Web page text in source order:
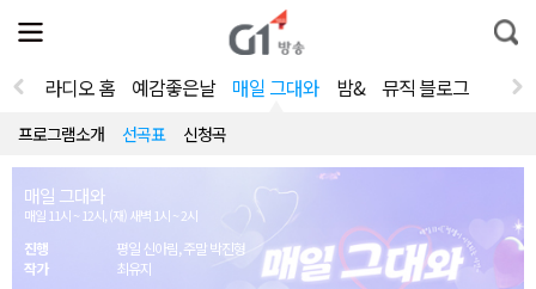
전
체
뉴
열
통
합
라디오 홈 예감좋은날 매일 그대와 밤& 뮤직 블로그
프로그램소개 선곡표 신청곡
매일 그대와
매일 11시 ~ 12시, (재) 새벽 1시 ~ 2시
진행
평일 신아림, 주말 박진형
작가
최유지